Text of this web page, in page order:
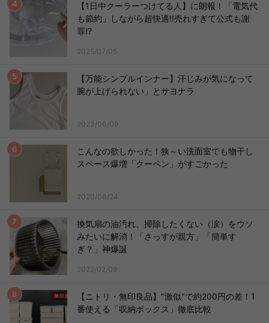
【1日中クーラーつけてる人】に朗報！「電気代
も節約」しながら超快適!!売れすぎて公式も謝
罪!?
2025/07/05
【万能シンプルインナー】汗じみが気になって
腕が上げられない」とサヨナラ
2023/06/09
こんなの欲しかった！狭～い洗面室でも物干し
スペース爆増「クーペン」がすごかった
2020/06/24
換気扇の油汚れ、掃除したくない（涙）をウソ
みたいに解消！「さっすが親方」「簡単す
ぎ？」神爆誕
2022/02/09
【ニトリ・無印良品】"激似"で約200円の差！1
番使える「収納ボックス」徹底比較